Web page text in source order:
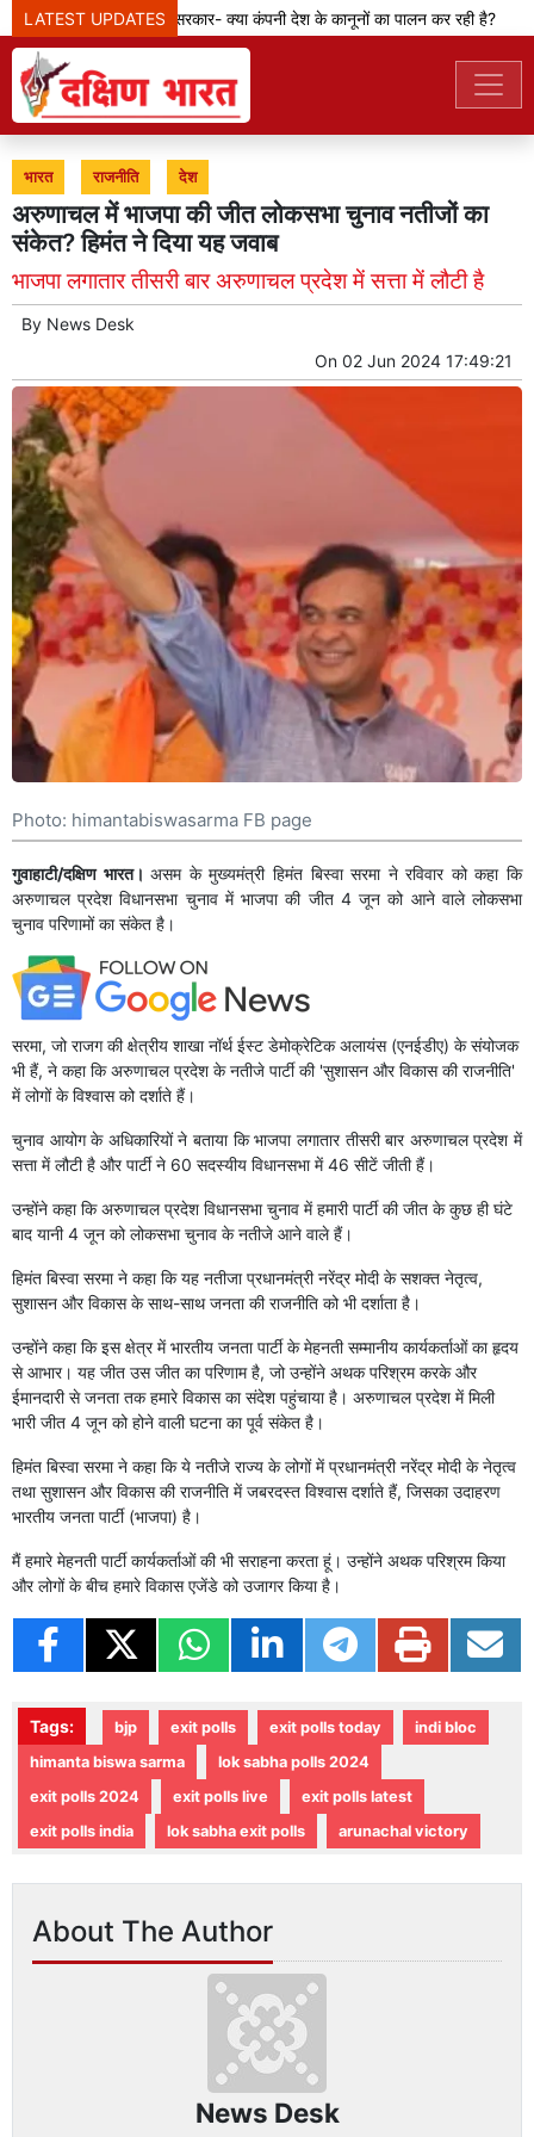
LATEST UPDATES
मेटा टीम से पूछ रही सरकार- क्या कंपनी देश के कानूनों का पालन कर रही है?
भारत राजनीति देश
अरुणाचल में भाजपा की जीत लोकसभा चुनाव नतीजों का
संकेत? हिमंत ने दिया यह जवाब
भाजपा लगातार तीसरी बार अरुणाचल प्रदेश में सत्ता में लौटी है
By News Desk
On 02 Jun 2024 17:49:21
Photo: himantabiswasarma FB page
गुवाहाटी/दक्षिण भारत।असम के मुख्यमंत्री हिमंत बिस्वा सरमा ने रविवार को कहा कि
अरुणाचल प्रदेश विधानसभा चुनाव में भाजपा की जीत 4 जून को आने वाले लोकसभा
चुनाव परिणामों का संकेत है।
सरमा, जो राजग की क्षेत्रीय शाखा नॉर्थ ईस्ट डेमोक्रेटिक अलायंस (एनईडीए) के संयोजक
भी हैं, ने कहा कि अरुणाचल प्रदेश के नतीजे पार्टी की 'सुशासन और विकास की राजनीति'
में लोगों के विश्वास को दर्शाते हैं।
चुनाव आयोग के अधिकारियों ने बताया कि भाजपा लगातार तीसरी बार अरुणाचल प्रदेश में
सत्ता में लौटी है और पार्टी ने 60 सदस्यीय विधानसभा में 46 सीटें जीती हैं।
उन्होंने कहा कि अरुणाचल प्रदेश विधानसभा चुनाव में हमारी पार्टी की जीत के कुछ ही घंटे
बाद यानी 4 जून को लोकसभा चुनाव के नतीजे आने वाले हैं।
हिमंत बिस्वा सरमा ने कहा कि यह नतीजा प्रधानमंत्री नरेंद्र मोदी के सशक्त नेतृत्व,
सुशासन और विकास के साथ-साथ जनता की राजनीति को भी दर्शाता है।
उन्होंने कहा कि इस क्षेत्र में भारतीय जनता पार्टी के मेहनती सम्मानीय कार्यकर्ताओं का हृदय
से आभार। यह जीत उस जीत का परिणाम है, जो उन्होंने अथक परिश्रम करके और
ईमानदारी से जनता तक हमारे विकास का संदेश पहुंचाया है। अरुणाचल प्रदेश में मिली
भारी जीत 4 जून को होने वाली घटना का पूर्व संकेत है।
हिमंत बिस्वा सरमा ने कहा कि ये नतीजे राज्य के लोगों में प्रधानमंत्री नरेंद्र मोदी के नेतृत्व
तथा सुशासन और विकास की राजनीति में जबरदस्त विश्वास दर्शाते हैं, जिसका उदाहरण
भारतीय जनता पार्टी (भाजपा) है।
मैं हमारे मेहनती पार्टी कार्यकर्ताओं की भी सराहना करता हूं। उन्होंने अथक परिश्रम किया
और लोगों के बीच हमारे विकास एजेंडे को उजागर किया है।
Tags: bjp exit polls exit polls today
indi bloc
himanta biswa sarma
lok sabha polls 2024
exit polls 2024
exit polls live
exit polls latest
exit polls india
lok sabha exit polls arunachal victory
About The Author
News Desk